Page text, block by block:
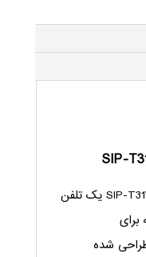
گوشی آی‌پی فون یالینک مدل SIP-T31W یک تلفن
شده